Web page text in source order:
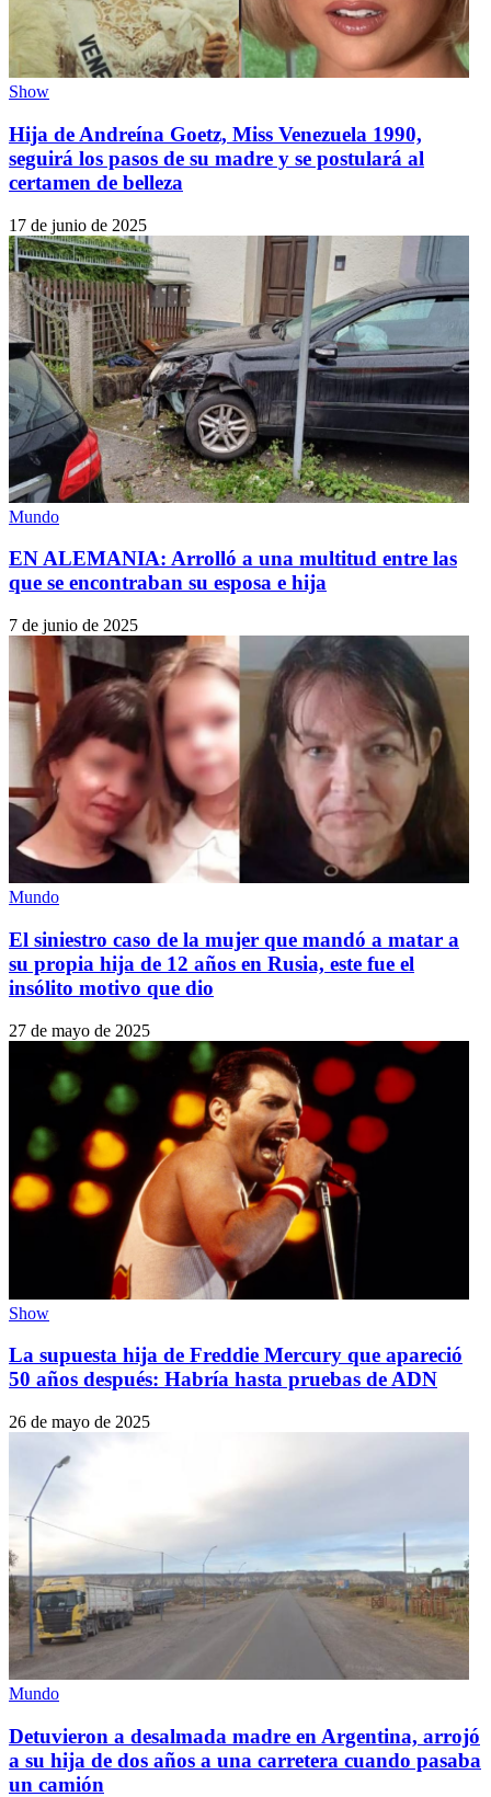
Show
Hija de Andreína Goetz, Miss Venezuela 1990,
seguirá los pasos de su madre y se postulará al
certamen de belleza
17 de junio de 2025
Mundo
EN ALEMANIA: Arrolló a una multitud entre las
que se encontraban su esposa e hija
7 de junio de 2025
Mundo
El siniestro caso de la mujer que mandó a matar a
su propia hija de 12 años en Rusia, este fue el
insólito motivo que dio
27 de mayo de 2025
Show
La supuesta hija de Freddie Mercury que apareció
50 años después: Habría hasta pruebas de ADN
26 de mayo de 2025
Mundo
Detuvieron a desalmada madre en Argentina, arrojó
a su hija de dos años a una carretera cuando pasaba
un camión